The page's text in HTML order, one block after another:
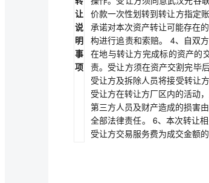
让
说
明
事
项
价款一次性划转到转让方指定
承诺对本次资产转让可能存在
构进行追责和索赔。 4、自双
在地与转让方完成标的资产的
责。受让方须在资产交割完毕
受让方及拆除人员将接受转让
受让方在转让方厂区内的活动
第三方人员及财产造成的损害
全部法律责任。 6、本次转让
受让方交易服务费为成交金额的